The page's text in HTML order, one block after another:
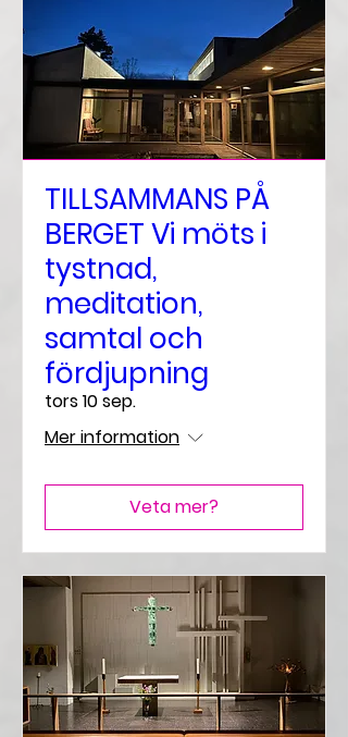
TILLSAMMANS PÅ
BERGET Vi möts i
tystnad,
meditation,
samtal och
fördjupning
tors 10 sep.
Mer information
Veta mer?